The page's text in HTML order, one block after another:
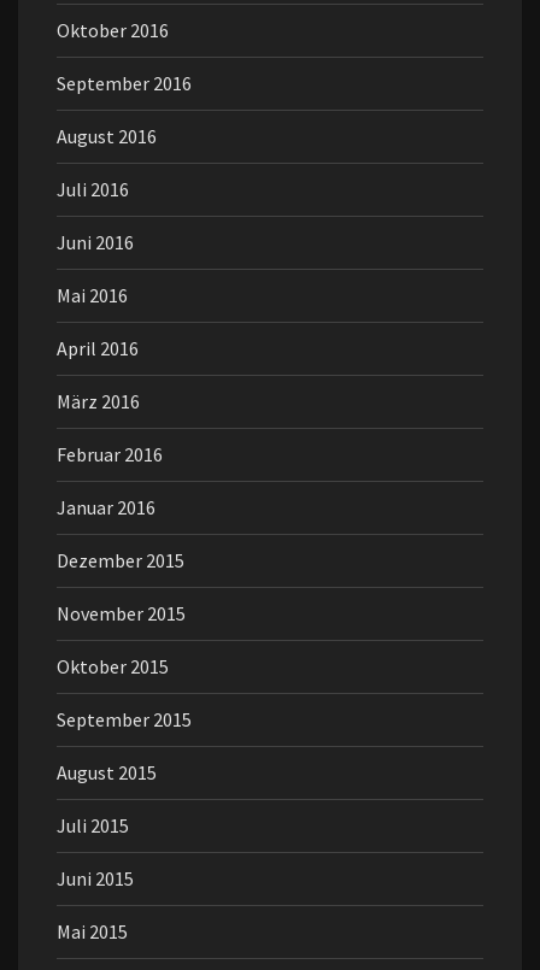
Oktober 2016
September 2016
August 2016
Juli 2016
Juni 2016
Mai 2016
April 2016
März 2016
Februar 2016
Januar 2016
Dezember 2015
November 2015
Oktober 2015
September 2015
August 2015
Juli 2015
Juni 2015
Mai 2015